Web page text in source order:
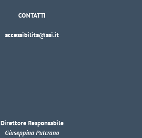
CONTATTI
accessibilita@asi.it
Direttore Responsabile
Giuseppina Pulcrano